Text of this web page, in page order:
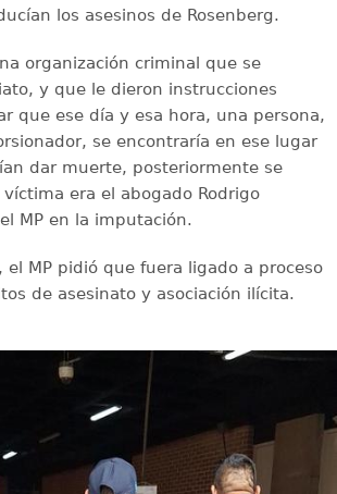
los asesinos de Rosenberg.
organización criminal que se
y que le dieron instrucciones
que ese día y esa hora, una persona,
se encontraría en ese lugar
dar muerte, posteriormente se
era el abogado Rodrigo
MP en la imputación.
el MP pidió que fuera ligado a proceso
de asesinato y asociación ilícita.